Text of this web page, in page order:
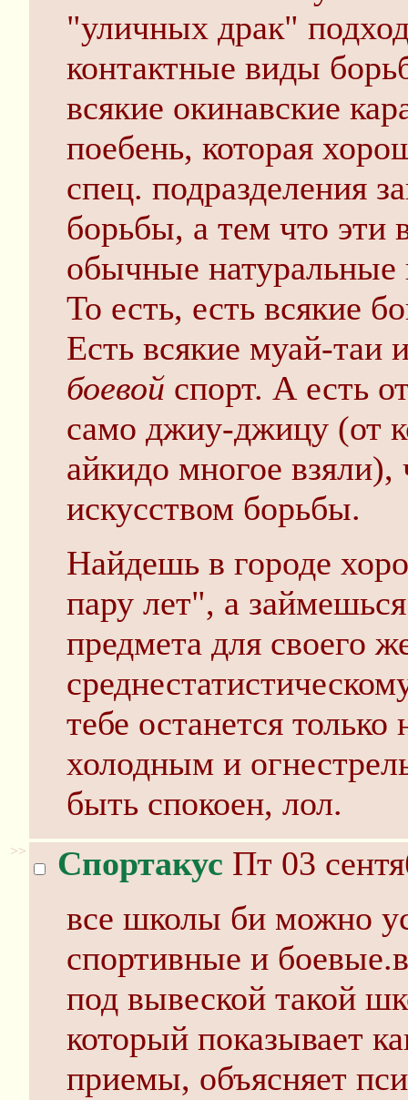
"уличных драк"
контактные виды
всякие окинавские
пoeбeнь, которая
спец. подразделения
борьбы, а тем что
обычные
То есть, есть всякие
Есть всякие муай-таи
боевой спорт. А есть
само джиу-джицу (от
айкидо многое взяли),
искусством борьбы.
Найдешь в городе
пару лет", а
предмета для своего
тебе останется
холодным и
быть спокоен, лол.
>> Спортакус Пт 03
все школы би можно
спортивные и
под вывеской такой
который показывает
приемы, объясняет